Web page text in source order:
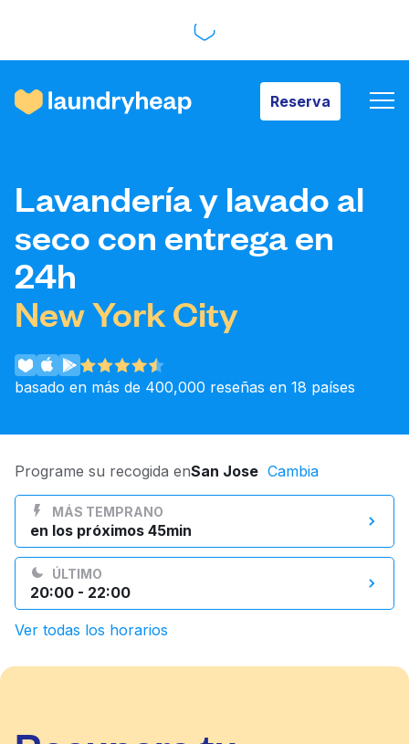
Reserva
Precios y servicios
Quiénes somos
Para las empresas
Iniciar sesión
Descarga nuestra app
Síguenos en
Lavandería y lavado al
seco con entrega en
24h
New York City
basado en más de 400,000 reseñas en 18 países
Programe su recogida enSan Jose Cambia
MÁS TEMPRANO
en los próximos 45min
ÚLTIMO
20:00 - 22:00
Ver todas los horarios